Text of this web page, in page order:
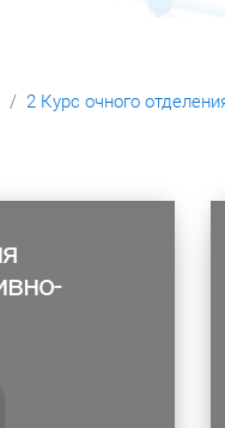
2 Курс очного